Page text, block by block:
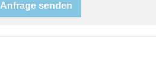
Anfrage senden